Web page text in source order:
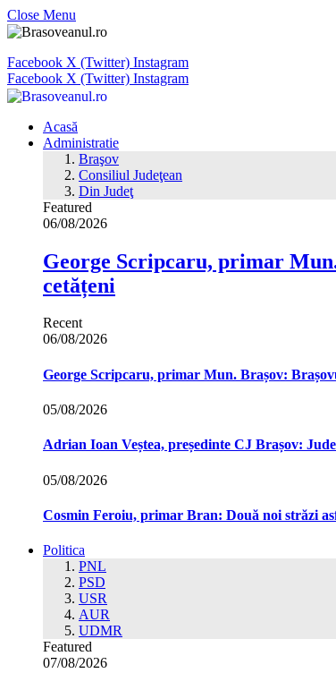
Close Menu
Facebook X (Twitter) Instagram
Facebook X (Twitter) Instagram
Acasă
Administratie
Braşov
Consiliul Judeţean
Din Judeţ
Featured
06/08/2026
George Scripcaru, primar
cetățeni
Recent
06/08/2026
George Scripcaru, primar Mun. Brașov:
05/08/2026
Adrian Ioan Veștea, președinte CJ Brașov:
05/08/2026
Cosmin Feroiu, primar Bran: Două noi străzi
Politica
PNL
PSD
USR
AUR
UDMR
Featured
07/08/2026